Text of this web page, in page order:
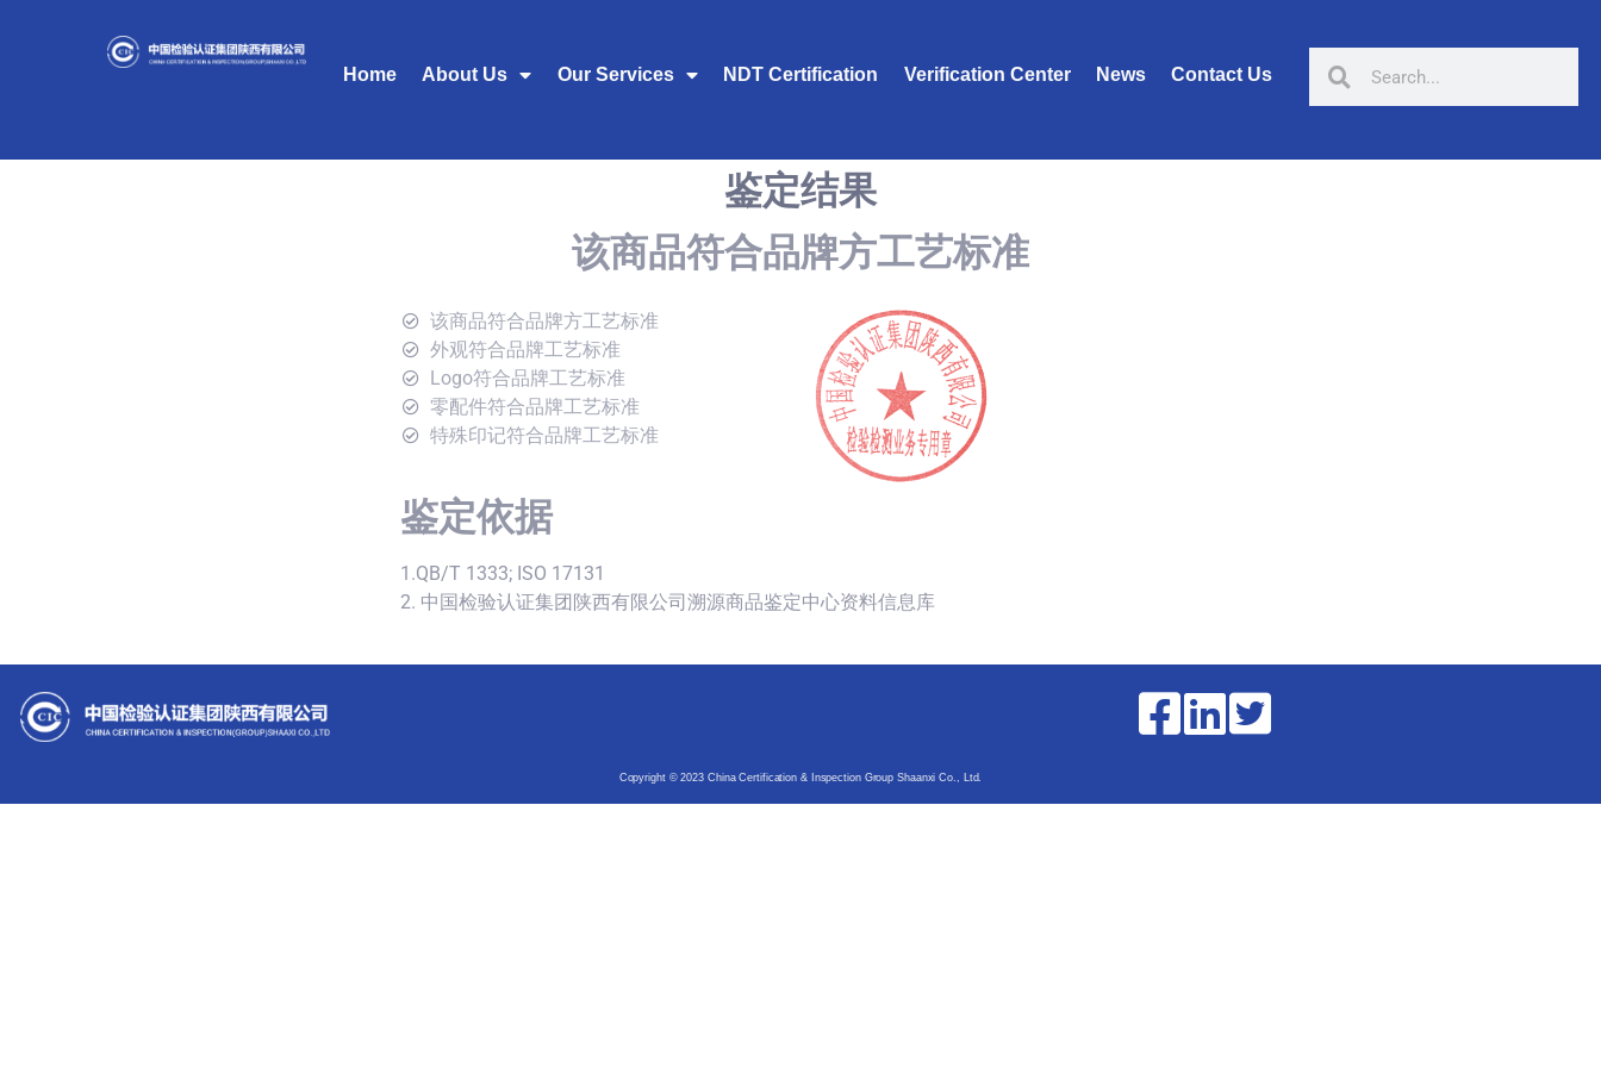
Home About Us Our Services NDT Certification Verification Center News Contact Us
鉴定结果
该商品符合品牌方工艺标准
该商品符合品牌方工艺标准
外观符合品牌工艺标准
Logo符合品牌工艺标准
零配件符合品牌工艺标准
特殊印记符合品牌工艺标准
鉴定依据
1.QB/T 1333; ISO 17131
2. 中国检验认证集团陕西有限公司溯源商品鉴定中心资料信息库
Copyright © 2023 China Certification & Inspection Group Shaanxi Co., Ltd.